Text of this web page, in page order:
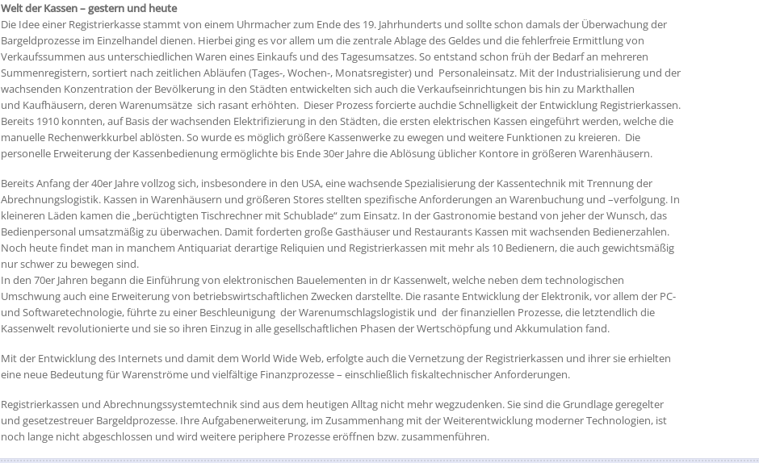
Welt der Kassen – gestern und heute
Die Idee einer Registrierkasse stammt von einem Uhrmacher zum Ende des 19. Jahrhunderts und sollte schon damals der Überwachung der
Bargeldprozesse im Einzelhandel dienen. Hierbei ging es vor allem um die zentrale Ablage des Geldes und die fehlerfreie Ermittlung von
Verkaufssummen aus unterschiedlichen Waren eines Einkaufs und des Tagesumsatzes. So entstand schon früh der Bedarf an mehreren
Summenregistern, sortiert nach zeitlichen Abläufen (Tages-, Wochen-, Monatsregister) und Personaleinsatz. Mit der Industrialisierung und der
wachsenden Konzentration der Bevölkerung in den Städten entwickelten sich auch die Verkaufseinrichtungen bis hin zu Markthallen
und Kaufhäusern, deren Warenumsätze sich rasant erhöhten. Dieser Prozess forcierte auchdie Schnelligkeit der Entwicklung Registrierkassen.
Bereits 1910 konnten, auf Basis der wachsenden Elektrifizierung in den Städten, die ersten elektrischen Kassen eingeführt werden, welche die
manuelle Rechenwerkkurbel ablösten. So wurde es möglich größere Kassenwerke zu ewegen und weitere Funktionen zu kreieren. Die
personelle Erweiterung der Kassenbedienung ermöglichte bis Ende 30er Jahre die Ablösung üblicher Kontore in größeren Warenhäusern.
Bereits Anfang der 40er Jahre vollzog sich, insbesondere in den USA, eine wachsende Spezialisierung der Kassentechnik mit Trennung der
Abrechnungslogistik. Kassen in Warenhäusern und größeren Stores stellten spezifische Anforderungen an Warenbuchung und –verfolgung. In
kleineren Läden kamen die „berüchtigten Tischrechner mit Schublade“ zum Einsatz. In der Gastronomie bestand von jeher der Wunsch, das
Bedienpersonal umsatzmäßig zu überwachen. Damit forderten große Gasthäuser und Restaurants Kassen mit wachsenden Bedienerzahlen.
Noch heute findet man in manchem Antiquariat derartige Reliquien und Registrierkassen mit mehr als 10 Bedienern, die auch gewichtsmäßig
nur schwer zu bewegen sind.
In den 70er Jahren begann die Einführung von elektronischen Bauelementen in dr Kassenwelt, welche neben dem technologischen
Umschwung auch eine Erweiterung von betriebswirtschaftlichen Zwecken darstellte. Die rasante Entwicklung der Elektronik, vor allem der PC-
und Softwaretechnologie, führte zu einer Beschleunigung der Warenumschlagslogistik und der finanziellen Prozesse, die letztendlich die
Kassenwelt revolutionierte und sie so ihren Einzug in alle gesellschaftlichen Phasen der Wertschöpfung und Akkumulation fand.
Mit der Entwicklung des Internets und damit dem World Wide Web, erfolgte auch die Vernetzung der Registrierkassen und ihrer sie erhielten
eine neue Bedeutung für Warenströme und vielfältige Finanzprozesse – einschließlich fiskaltechnischer Anforderungen.
Registrierkassen und Abrechnungssystemtechnik sind aus dem heutigen Alltag nicht mehr wegzudenken. Sie sind die Grundlage geregelter
und gesetzestreuer Bargeldprozesse. Ihre Aufgabenerweiterung, im Zusammenhang mit der Weiterentwicklung moderner Technologien, ist
noch lange nicht abgeschlossen und wird weitere periphere Prozesse eröffnen bzw. zusammenführen.